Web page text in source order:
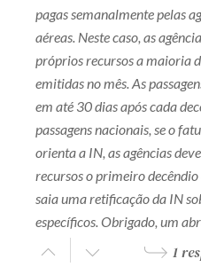
pagas semanalmente pelas
aéreas. Neste caso, as
próprios recursos a maioria
emitidas no mês. As
em até 30 dias após cada
passagens nacionais, se o
orienta a IN, as agências
recursos o primeiro decêndio
saia uma retificação da IN
específicos. Obrigado, um
1